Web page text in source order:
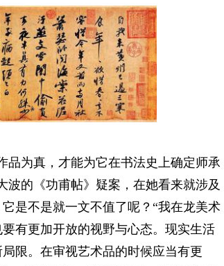
为真，才能为它在书法史上确定师承
波的《功甫帖》疑案，在她看来就涉及
是不是就一文不值了呢？“我在龙美术
有更加开放的视野与心态。现实生活
限。在审视艺术品的时候应当有更